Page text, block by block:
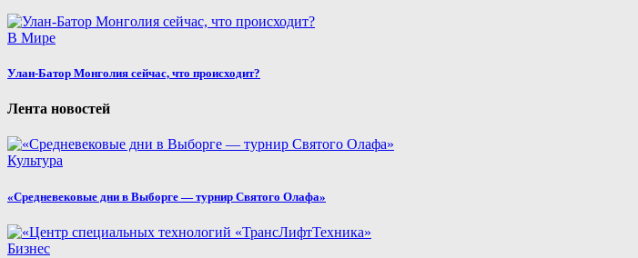
В Мире
Улан-Батор Монголия сейчас, что происходит?
Лента новостей
Культура
«Средневековые дни в Выборге — турнир Святого Олафа»
Бизнес